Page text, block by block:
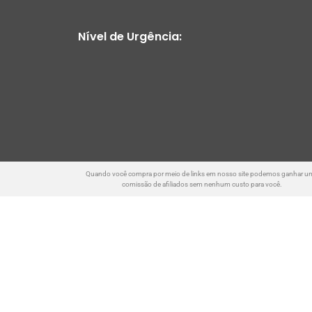
Nível de Urgência:
Quando você compra por meio de links em nosso site podemos ganhar
comissão de afiliados sem nenhum custo para você.